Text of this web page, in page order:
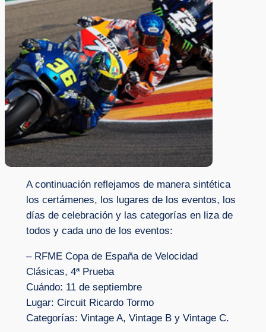
A continuación reflejamos de manera sintética
los certámenes, los lugares de los eventos, los
días de celebración y las categorías en liza de
todos y cada uno de los eventos:
– RFME Copa de España de Velocidad
Clásicas, 4ª Prueba
Cuándo: 11 de septiembre
Lugar: Circuit Ricardo Tormo
Categorías: Vintage A, Vintage B y Vintage C.